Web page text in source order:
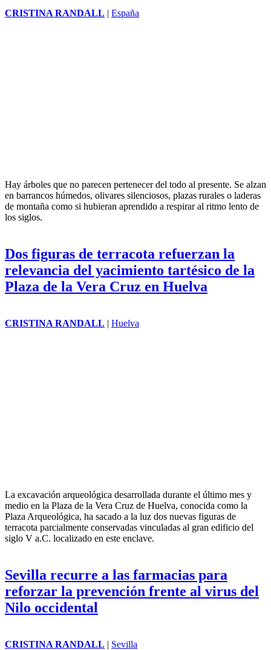
CRISTINA RANDALL | España
Hay árboles que no parecen pertenecer del todo al presente. Se alzan
en barrancos húmedos, olivares silenciosos, plazas rurales o laderas
de montaña como si hubieran aprendido a respirar al ritmo lento de
los siglos.
Dos figuras de terracota refuerzan la
relevancia del yacimiento tartésico de la
Plaza de la Vera Cruz en Huelva
CRISTINA RANDALL | Huelva
La excavación arqueológica desarrollada durante el último mes y
medio en la Plaza de la Vera Cruz de Huelva, conocida como la
Plaza Arqueológica, ha sacado a la luz dos nuevas figuras de
terracota parcialmente conservadas vinculadas al gran edificio del
siglo V a.C. localizado en este enclave.
Sevilla recurre a las farmacias para
reforzar la prevención frente al virus del
Nilo occidental
CRISTINA RANDALL | Sevilla